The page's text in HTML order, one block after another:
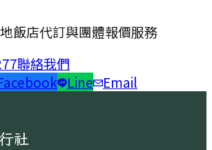
飯店代訂與團體報價服務
聯絡我們
Line Email
社